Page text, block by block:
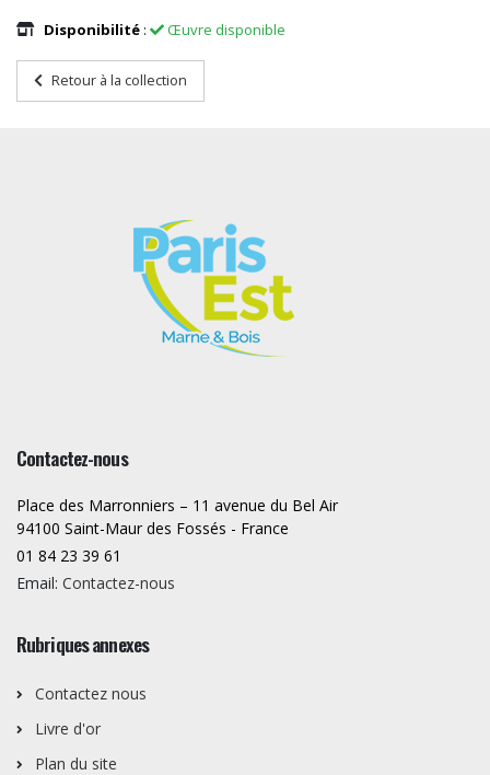
Disponibilité : Œuvre disponible
Retour à la collection
Contactez-nous
Place des Marronniers – 11 avenue du Bel Air
94100 Saint-Maur des Fossés - France
01 84 23 39 61
Email: Contactez-nous
Rubriques annexes
Contactez nous
Livre d'or
Plan du site